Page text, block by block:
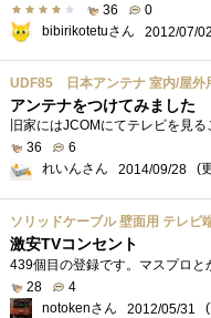
36
0
bibirikotetuさん
2012/07/02
UDF85 日本アンテナ 室内/屋
アンテナをつけてみました
36
6
れいんさん
2014/09/28 (
ソリッドケーブル 壁面用 テレビ
激安TVコンセント
28
4
notokenさん
2012/05/31